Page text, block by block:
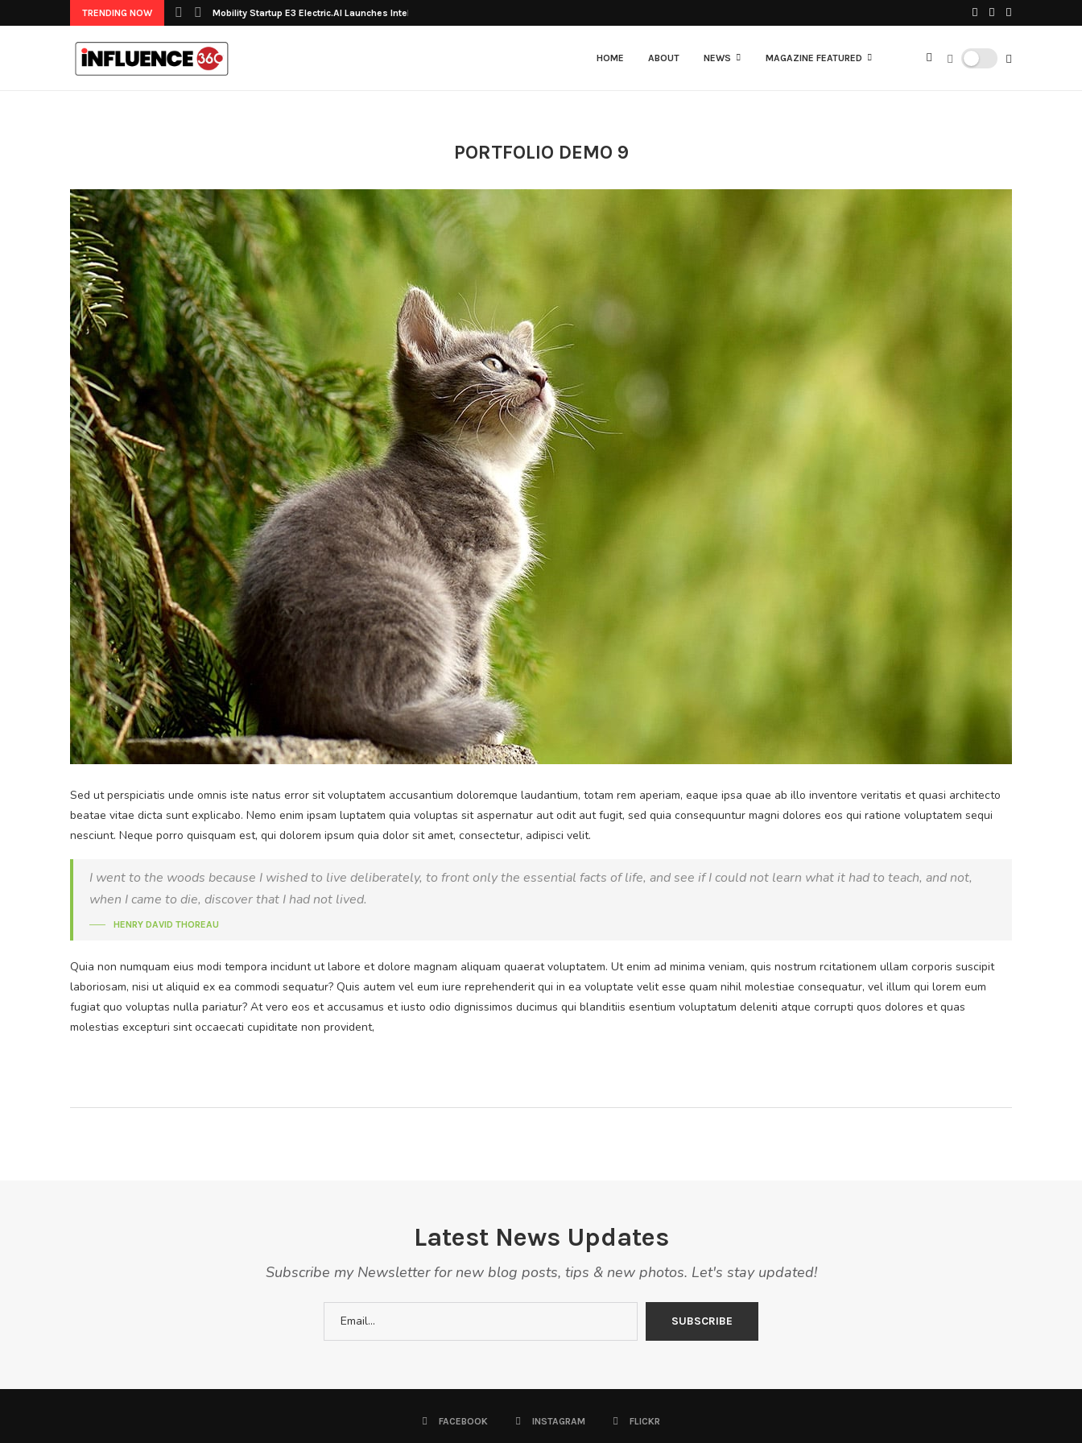
TRENDING NOW Mobility Startup E3 Electric.AI Launches Intelligent E-Scooter E3...
HOME ABOUT NEWS MAGAZINE FEATURED
PORTFOLIO DEMO 9
Sed ut perspiciatis unde omnis iste natus error sit voluptatem accusantium doloremque laudantium, totam rem aperiam, eaque ipsa quae ab illo inventore veritatis et quasi architecto
beatae vitae dicta sunt explicabo. Nemo enim ipsam luptatem quia voluptas sit aspernatur aut odit aut fugit, sed quia consequuntur magni dolores eos qui ratione voluptatem sequi
nesciunt. Neque porro quisquam est, qui dolorem ipsum quia dolor sit amet, consectetur, adipisci velit.
I went to the woods because I wished to live deliberately, to front only the essential facts of life, and see if I could not learn what it had to teach, and not,
when I came to die, discover that I had not lived.
HENRY DAVID THOREAU
Quia non numquam eius modi tempora incidunt ut labore et dolore magnam aliquam quaerat voluptatem. Ut enim ad minima veniam, quis nostrum rcitationem ullam corporis suscipit
laboriosam, nisi ut aliquid ex ea commodi sequatur? Quis autem vel eum iure reprehenderit qui in ea voluptate velit esse quam nihil molestiae consequatur, vel illum qui lorem eum
fugiat quo voluptas nulla pariatur? At vero eos et accusamus et iusto odio dignissimos ducimus qui blanditiis esentium voluptatum deleniti atque corrupti quos dolores et quas
molestias excepturi sint occaecati cupiditate non provident,
Latest News Updates
Subscribe my Newsletter for new blog posts, tips & new photos. Let's stay updated!
FACEBOOK INSTAGRAM FLICKR